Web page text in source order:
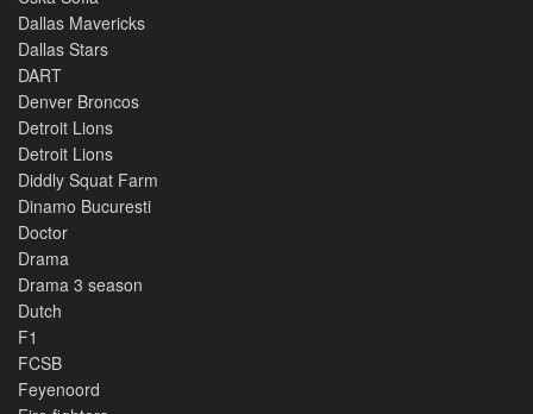
Dallas Mavericks
Dallas Stars
DART
Denver Broncos
Detroit Lions
Detroit Lions
Diddly Squat Farm
Dinamo Bucuresti
Doctor
Drama
Drama 3 season
Dutch
F1
FCSB
Feyenoord